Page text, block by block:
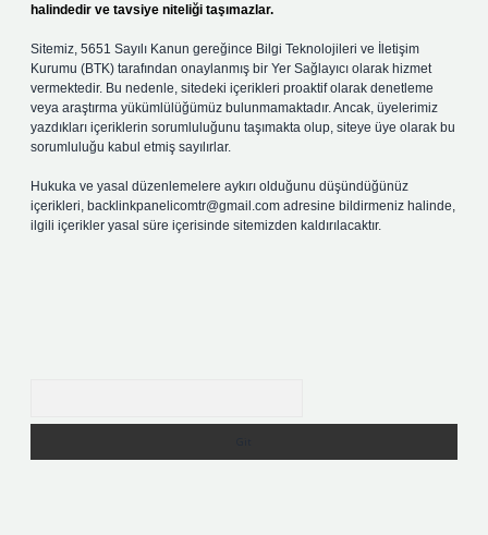
halindedir ve tavsiye niteliği taşımazlar.
Sitemiz, 5651 Sayılı Kanun gereğince Bilgi Teknolojileri ve İletişim
Kurumu (BTK) tarafından onaylanmış bir Yer Sağlayıcı olarak hizmet
vermektedir. Bu nedenle, sitedeki içerikleri proaktif olarak denetleme
veya araştırma yükümlülüğümüz bulunmamaktadır. Ancak, üyelerimiz
yazdıkları içeriklerin sorumluluğunu taşımakta olup, siteye üye olarak bu
sorumluluğu kabul etmiş sayılırlar.
Hukuka ve yasal düzenlemelere aykırı olduğunu düşündüğünüz
içerikleri, backlinkpanelicomtr@gmail.com adresine bildirmeniz halinde,
ilgili içerikler yasal süre içerisinde sitemizden kaldırılacaktır.